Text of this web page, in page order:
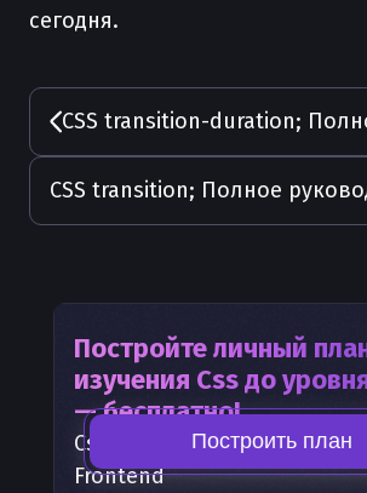
сегодня.
Постройте личный
изучения Cssдо
— бесплатно!
Css
— часть карты развития
Frontend
Построить план